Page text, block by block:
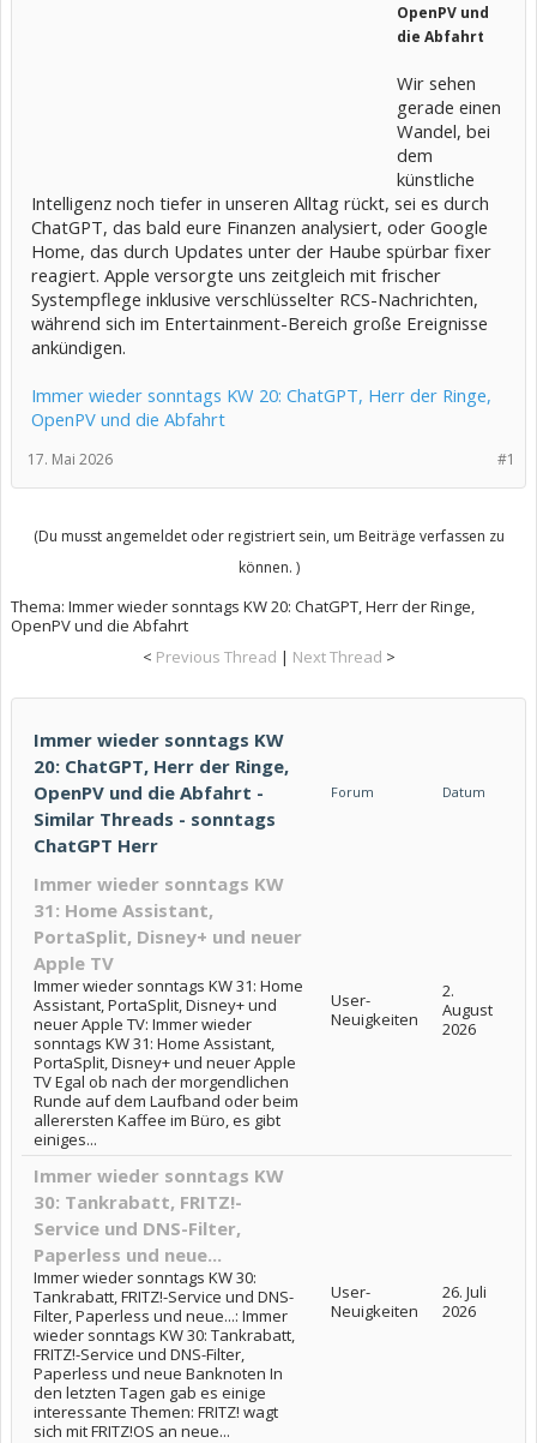
OpenPV und
die Abfahrt
Wir sehen
gerade einen
Wandel, bei
dem
künstliche
Intelligenz noch tiefer in unseren Alltag rückt, sei es durch
ChatGPT, das bald eure Finanzen analysiert, oder Google
Home, das durch Updates unter der Haube spürbar fixer
reagiert. Apple versorgte uns zeitgleich mit frischer
Systempflege inklusive verschlüsselter RCS-Nachrichten,
während sich im Entertainment-Bereich große Ereignisse
ankündigen.
Immer wieder sonntags KW 20: ChatGPT, Herr der Ringe,
OpenPV und die Abfahrt
#1
17. Mai 2026
(Du musst angemeldet oder registriert sein, um Beiträge verfassen zu
können. )
Thema: Immer wieder sonntags KW 20: ChatGPT, Herr der Ringe,
OpenPV und die Abfahrt
< Previous Thread | Next Thread >
Immer wieder sonntags KW
20: ChatGPT, Herr der Ringe,
OpenPV und die Abfahrt -
Similar Threads - sonntags
ChatGPT Herr
Forum Datum
Immer wieder sonntags KW
31: Home Assistant,
PortaSplit, Disney+ und neuer
Apple TV
Immer wieder sonntags KW 31: Home
Assistant, PortaSplit, Disney+ und
neuer Apple TV: Immer wieder
sonntags KW 31: Home Assistant,
PortaSplit, Disney+ und neuer Apple
TV Egal ob nach der morgendlichen
Runde auf dem Laufband oder beim
allerersten Kaffee im Büro, es gibt
einiges...
User-
Neuigkeiten
2.
August
2026
Immer wieder sonntags KW
30: Tankrabatt, FRITZ!-
Service und DNS-Filter,
Paperless und neue...
Immer wieder sonntags KW 30:
Tankrabatt, FRITZ!-Service und DNS-
Filter, Paperless und neue...: Immer
wieder sonntags KW 30: Tankrabatt,
FRITZ!-Service und DNS-Filter,
Paperless und neue Banknoten In
den letzten Tagen gab es einige
interessante Themen: FRITZ! wagt
sich mit FRITZ!OS an neue...
User-
Neuigkeiten
26. Juli
2026